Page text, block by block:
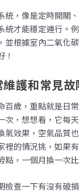
統，像是定時開關
統才能穩定運行。
並根據室內二氧化
！
護和常見故
百歲，重點就是日
次，想想看，它每
氣效果，空氣品質
裡的情況挑，如果
點，一個月換一次
檢查一下有沒有破